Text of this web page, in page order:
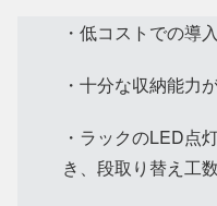
・低コストでの導
・十分な収納能力
・ラックのLED点
き、段取り替え工